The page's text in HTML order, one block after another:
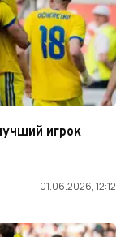
игрок
01.06.2026, 12:12